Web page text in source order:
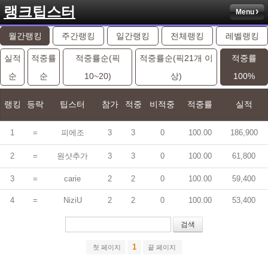
랭크팁스터 Menu
월간랭킹 주간랭킹 일간랭킹 전체랭킹 레벨랭킹
실적
순
적중률
순
적중률순(픽
10~20)
적중률순(픽21개 이
상)
적중률
100%
랭킹 등락 팁스터 참가 적중 비적중 적중률 실적
1 = 피에조 3 3 0 100.00 186,900
2 = 원샷추가 3 3 0 100.00 61,800
3 = carie 2 2 0 100.00 59,400
4 = NiziU 2 2 0 100.00 53,400
검색
첫 페이지 1 끝 페이지